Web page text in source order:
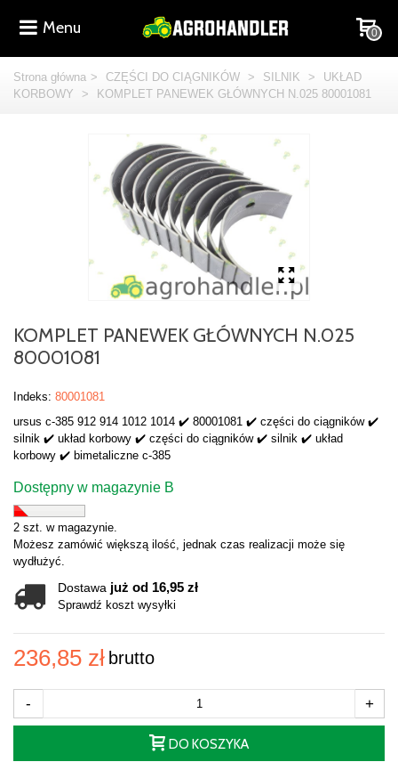
Menu 0
Strona główna > CZĘŚCI DO CIĄGNIKÓW > SILNIK >
UKŁAD
KORBOWY
> KOMPLET PANEWEK GŁÓWNYCH N.025 80001081
KOMPLET PANEWEK GŁÓWNYCH N.025
80001081
Indeks: 80001081
ursus c-385 912 914 1012 1014 ✔️ 80001081 ✔️ części do ciągników ✔️
silnik ✔️ układ korbowy ✔️ części do ciągników ✔️ silnik ✔️ układ
korbowy ✔️ bimetaliczne c-385
Dostępny w magazynie B
2 szt. w magazynie.
Możesz zamówić większą ilość, jednak czas realizacji może się
wydłużyć.
Dostawa już od 16,95 zł
Sprawdź koszt wysyłki
236,85 zł brutto
- +
DO KOSZYKA